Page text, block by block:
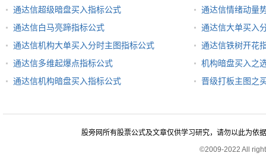
通达信超级暗盘买入指标公式
通达信情绪动量
通达信白马亮蹄指标公式
通达信大单买入
通达信机构大单买入分时主图指标公式
通达信铁树开花
通达信多维起爆点指标公式
机构暗盘买入之
通达信机构暗盘买入指标公式
晋级打板主图之
股旁网所有股票公式及文章仅供学习研究，请勿以此为依
©2009-2022 All